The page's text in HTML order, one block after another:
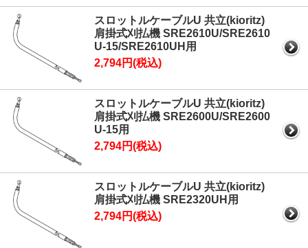
スロットルケーブルU 共立(kioritz)
肩掛式刈払機 SRE2610U/SRE2610
U-15/SRE2610UH用
2,794円(税込)
スロットルケーブルU 共立(kioritz)
肩掛式刈払機 SRE2600U/SRE2600
U-15用
2,794円(税込)
スロットルケーブルU 共立(kioritz)
肩掛式刈払機 SRE2320UH用
2,794円(税込)